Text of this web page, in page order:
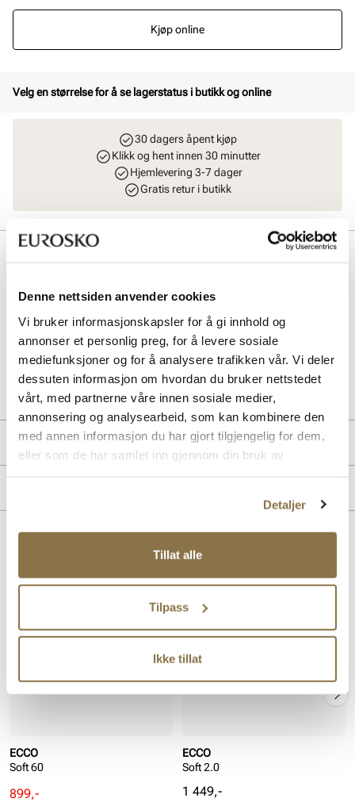
Denne nettsiden anvender cookies
Vi bruker informasjonskapsler for å gi innhold og
annonser et personlig preg, for å levere sosiale
mediefunksjoner og for å analysere trafikken vår. Vi deler
dessuten informasjon om hvordan du bruker nettstedet
vårt, med partnerne våre innen sosiale medier,
annonsering og analysearbeid, som kan kombinere den
med annen informasjon du har gjort tilgjengelig for dem,
eller som de har samlet inn gjennom din bruk av
Detaljer
Tillat alle
Tilpass
Ikke tillat
Kjøp online
Velg en størrelse for å se lagerstatus i butikk og online
30 dagers åpent kjøp
Klikk og hent innen 30 minutter
Hjemlevering 3-7 dager
Gratis retur i butikk
Beskrivelse
ECCO-skinn fra ECCOs egne garverier. Tekstilfor for mykhet og
pusteevne. Uttagbar innleggssåle i mikrofiber. Lett og fleksibel
yttersåle av PU gir god demping.
Art. nr
32833401
Lev. art. nr
206503
Produktdetaljer
Overdel:Skinn
Lignende produkter
ECCO
Soft 60
Rabattert
899,-
Ordinær
SALG
ECCO
Soft 2.0
Pris
1 449,-